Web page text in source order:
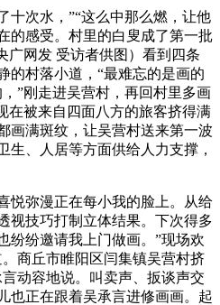
次水，”“这么中那么燃，让他
的感受。村里的白叟成了第一批
广网发 受访者供图）看到四条
的村落小道，“最难忘的是画的
”刚走进吴营村，再回村里多画
在被来自四面八方的旅客挤得满
画满斑纹，让吴营村送来第一波
生、人居等方面供给人力支撑，
弥漫正在每小我的脸上。从给
视技巧打制立体结果。下次得多
纷纷邀请我上门做画。”现场欢
商丘市睢阳区闫集镇吴营村挤
动容地说。叫卖声、扳谈声交
也正在跟着吴承言进修画画。起